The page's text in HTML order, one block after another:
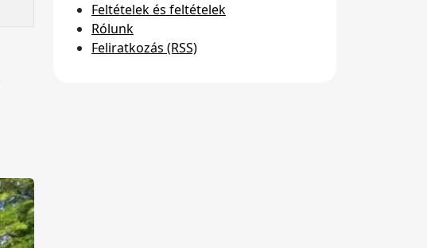
Feltételek és feltételek
Rólunk
Feliratkozás (RSS)